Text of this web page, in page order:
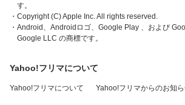
す。
・Copyright (C) Apple Inc. All rights reserved.
・Android、Androidロゴ、Google Play 、および
Google LLC の商標です。
Yahoo!フリマについて
Yahoo!フリマについて Yahoo!フリマからのお知